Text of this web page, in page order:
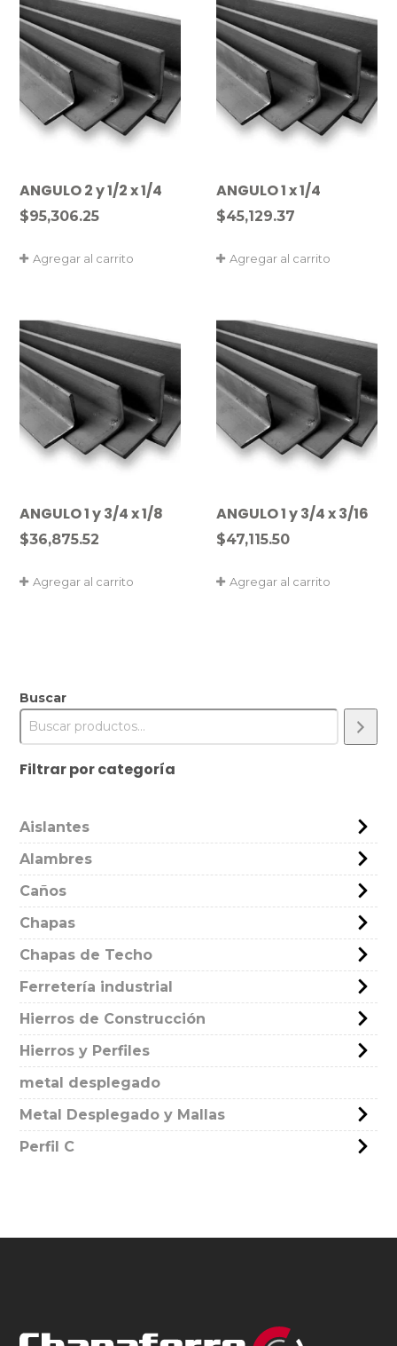
ANGULO 2 y 1/2 x 1/4
$95,306.25
Agregar al carrito
ANGULO 1 x 1/4
$45,129.37
Agregar al carrito
ANGULO 1 y 3/4 x 1/8
$36,875.52
Agregar al carrito
ANGULO 1 y 3/4 x 3/16
$47,115.50
Agregar al carrito
Buscar
Filtrar por categoría
Aislantes
Alambres
Caños
Chapas
Chapas de Techo
Ferretería industrial
Hierros de Construcción
Hierros y Perfiles
metal desplegado
Metal Desplegado y Mallas
Perfil C